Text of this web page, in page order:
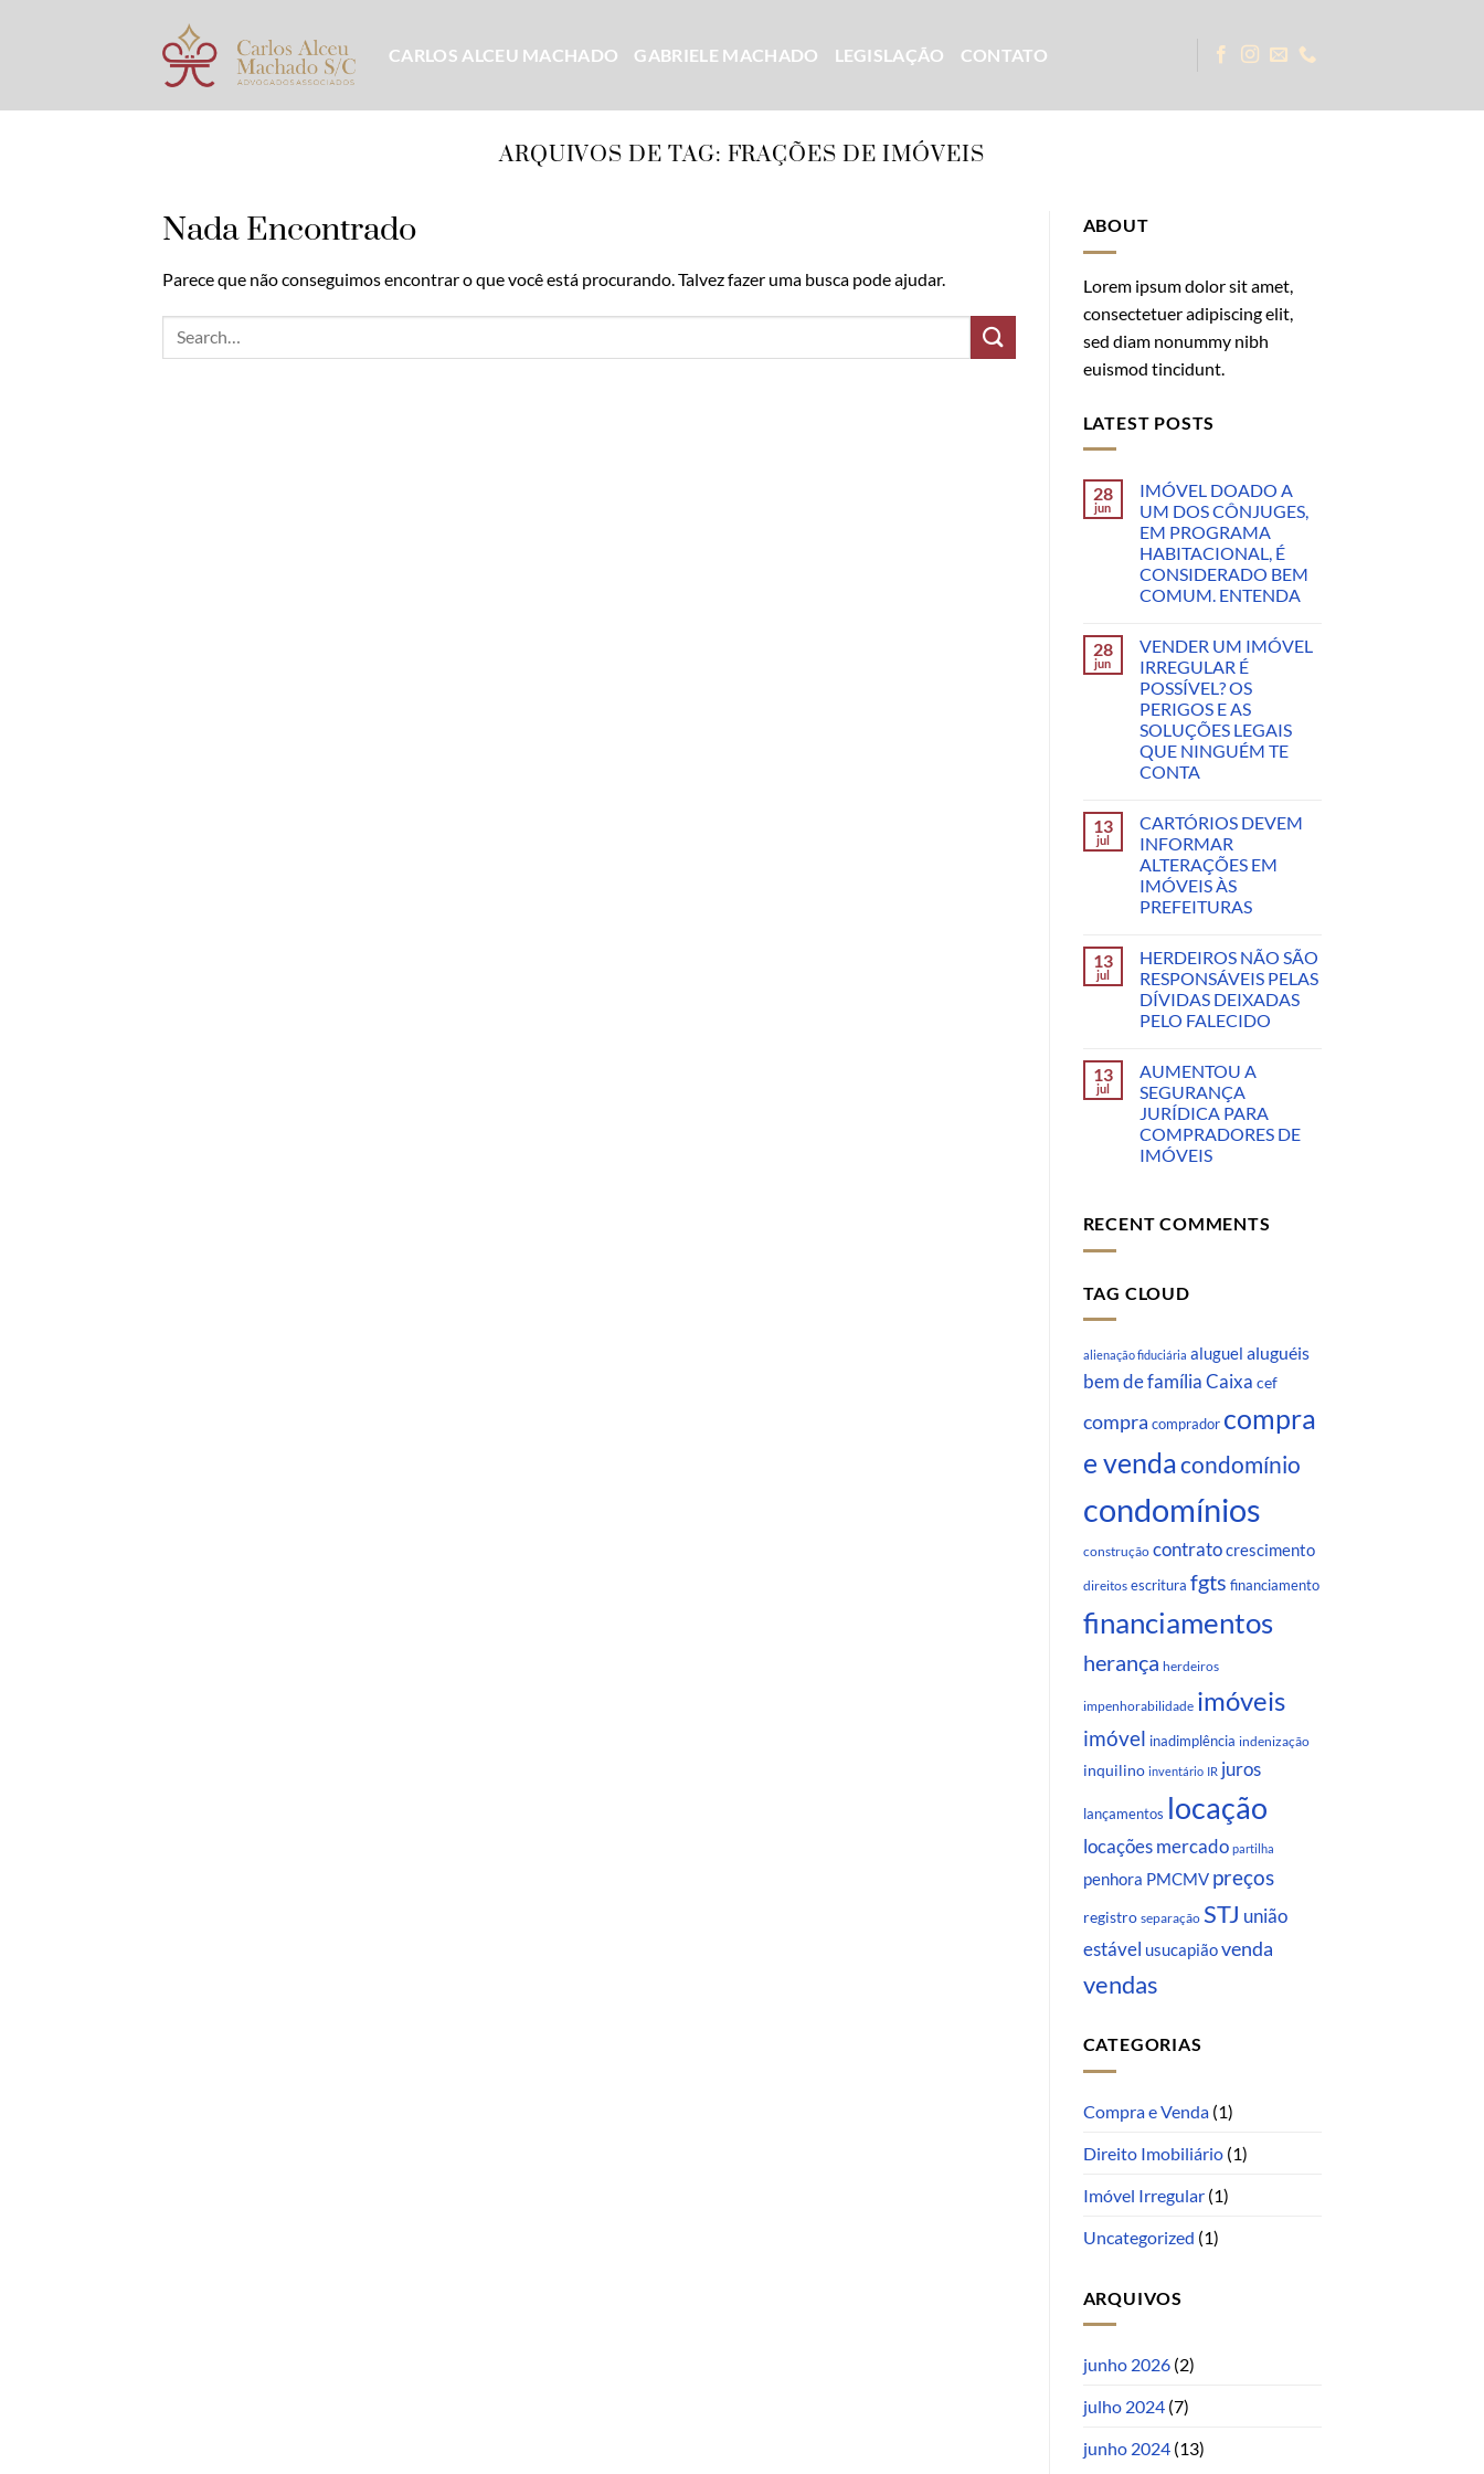
CARLOS ALCEU MACHADO GABRIELE MACHADO LEGISLAÇÃO CONTATO
ARQUIVOS DE TAG: FRAÇÕES DE IMÓVEIS
Nada Encontrado
Parece que não conseguimos encontrar o que você está procurando. Talvez fazer uma busca pode ajudar.
ABOUT
Lorem ipsum dolor sit amet,
consectetuer adipiscing elit,
sed diam nonummy nibh
euismod tincidunt.
LATEST POSTS
28
jun
IMÓVEL DOADO A
UM DOS CÔNJUGES,
EM PROGRAMA
HABITACIONAL, É
CONSIDERADO BEM
COMUM. ENTENDA
28
jun
VENDER UM IMÓVEL
IRREGULAR É
POSSÍVEL? OS
PERIGOS E AS
SOLUÇÕES LEGAIS
QUE NINGUÉM TE
CONTA
13
jul
CARTÓRIOS DEVEM
INFORMAR
ALTERAÇÕES EM
IMÓVEIS ÀS
PREFEITURAS
13
jul
HERDEIROS NÃO SÃO
RESPONSÁVEIS PELAS
DÍVIDAS DEIXADAS
PELO FALECIDO
13
jul
AUMENTOU A
SEGURANÇA
JURÍDICA PARA
COMPRADORES DE
IMÓVEIS
RECENT COMMENTS
TAG CLOUD
alienação fiduciária aluguel aluguéis
bem de família Caixa cef
compra comprador compra
e vendacondomínio
condomínios
construção contratocrescimento
direitos escritura fgts financiamento
financiamentos
herança herdeiros
impenhorabilidade imóveis
imóvel inadimplência indenização
inquilino inventário IR juros
lançamentos locação
locações mercado partilha
penhora PMCMV preços
registro separação STJ união
estável usucapiãovenda
vendas
CATEGORIAS
Compra e Venda(1)
Direito Imobiliário(1)
Imóvel Irregular(1)
Uncategorized (1)
ARQUIVOS
junho 2026(2)
julho 2024(7)
junho 2024(13)